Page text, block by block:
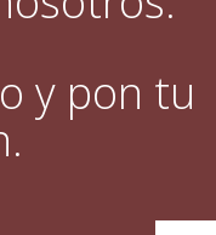
y pon tu